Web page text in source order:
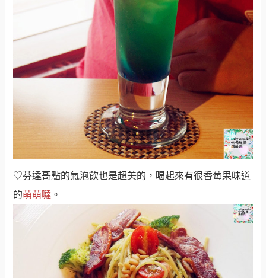
♡芬達哥點的氣泡飲也是超美的，喝起來有很香莓果味道
的萌萌噠 。